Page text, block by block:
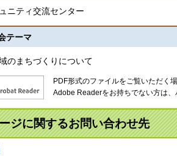
ニティ交流センター
テーマ
のまちづくりについて
PDF形式のファイルをご覧いただく
Adobe Readerをお持ちでない方は、
ジに関するお問い合わせ先